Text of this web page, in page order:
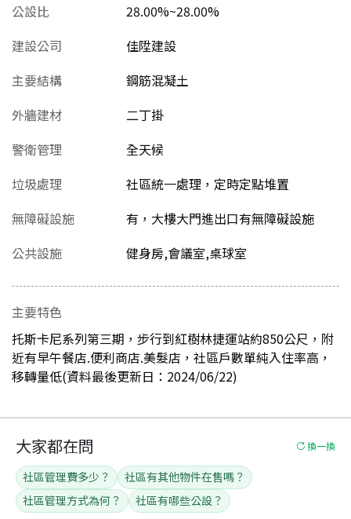
公設比
28.00%~28.00%
建設公司
佳陞建設
主要結構
鋼筋混凝土
外牆建材
二丁掛
警衛管理
全天候
垃圾處理
社區統一處理，定時定點堆置
無障礙設施
有，大樓大門進出口有無障礙設施
公共設施
健身房,會議室,桌球室
主要特色
托斯卡尼系列第三期，步行到紅樹林捷運站約850公尺，附
近有早午餐店.便利商店.美髮店，社區戶數單純入住率高，
移轉量低(資料最後更新日：2024/06/22)
大家都在問 換一換
社區管理費多少？
社區有其他物件在售嗎？
社區管理方式為何？
社區有哪些公設？